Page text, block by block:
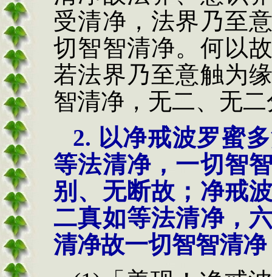
受清净，法界乃至
切智智清净。何以
若法界乃至意触为
智清净，无二、无
2. 以净戒波罗蜜
等法清净，一切智
别、无断故 ； 净戒
二真如等法清净，
清净故一切智智清净